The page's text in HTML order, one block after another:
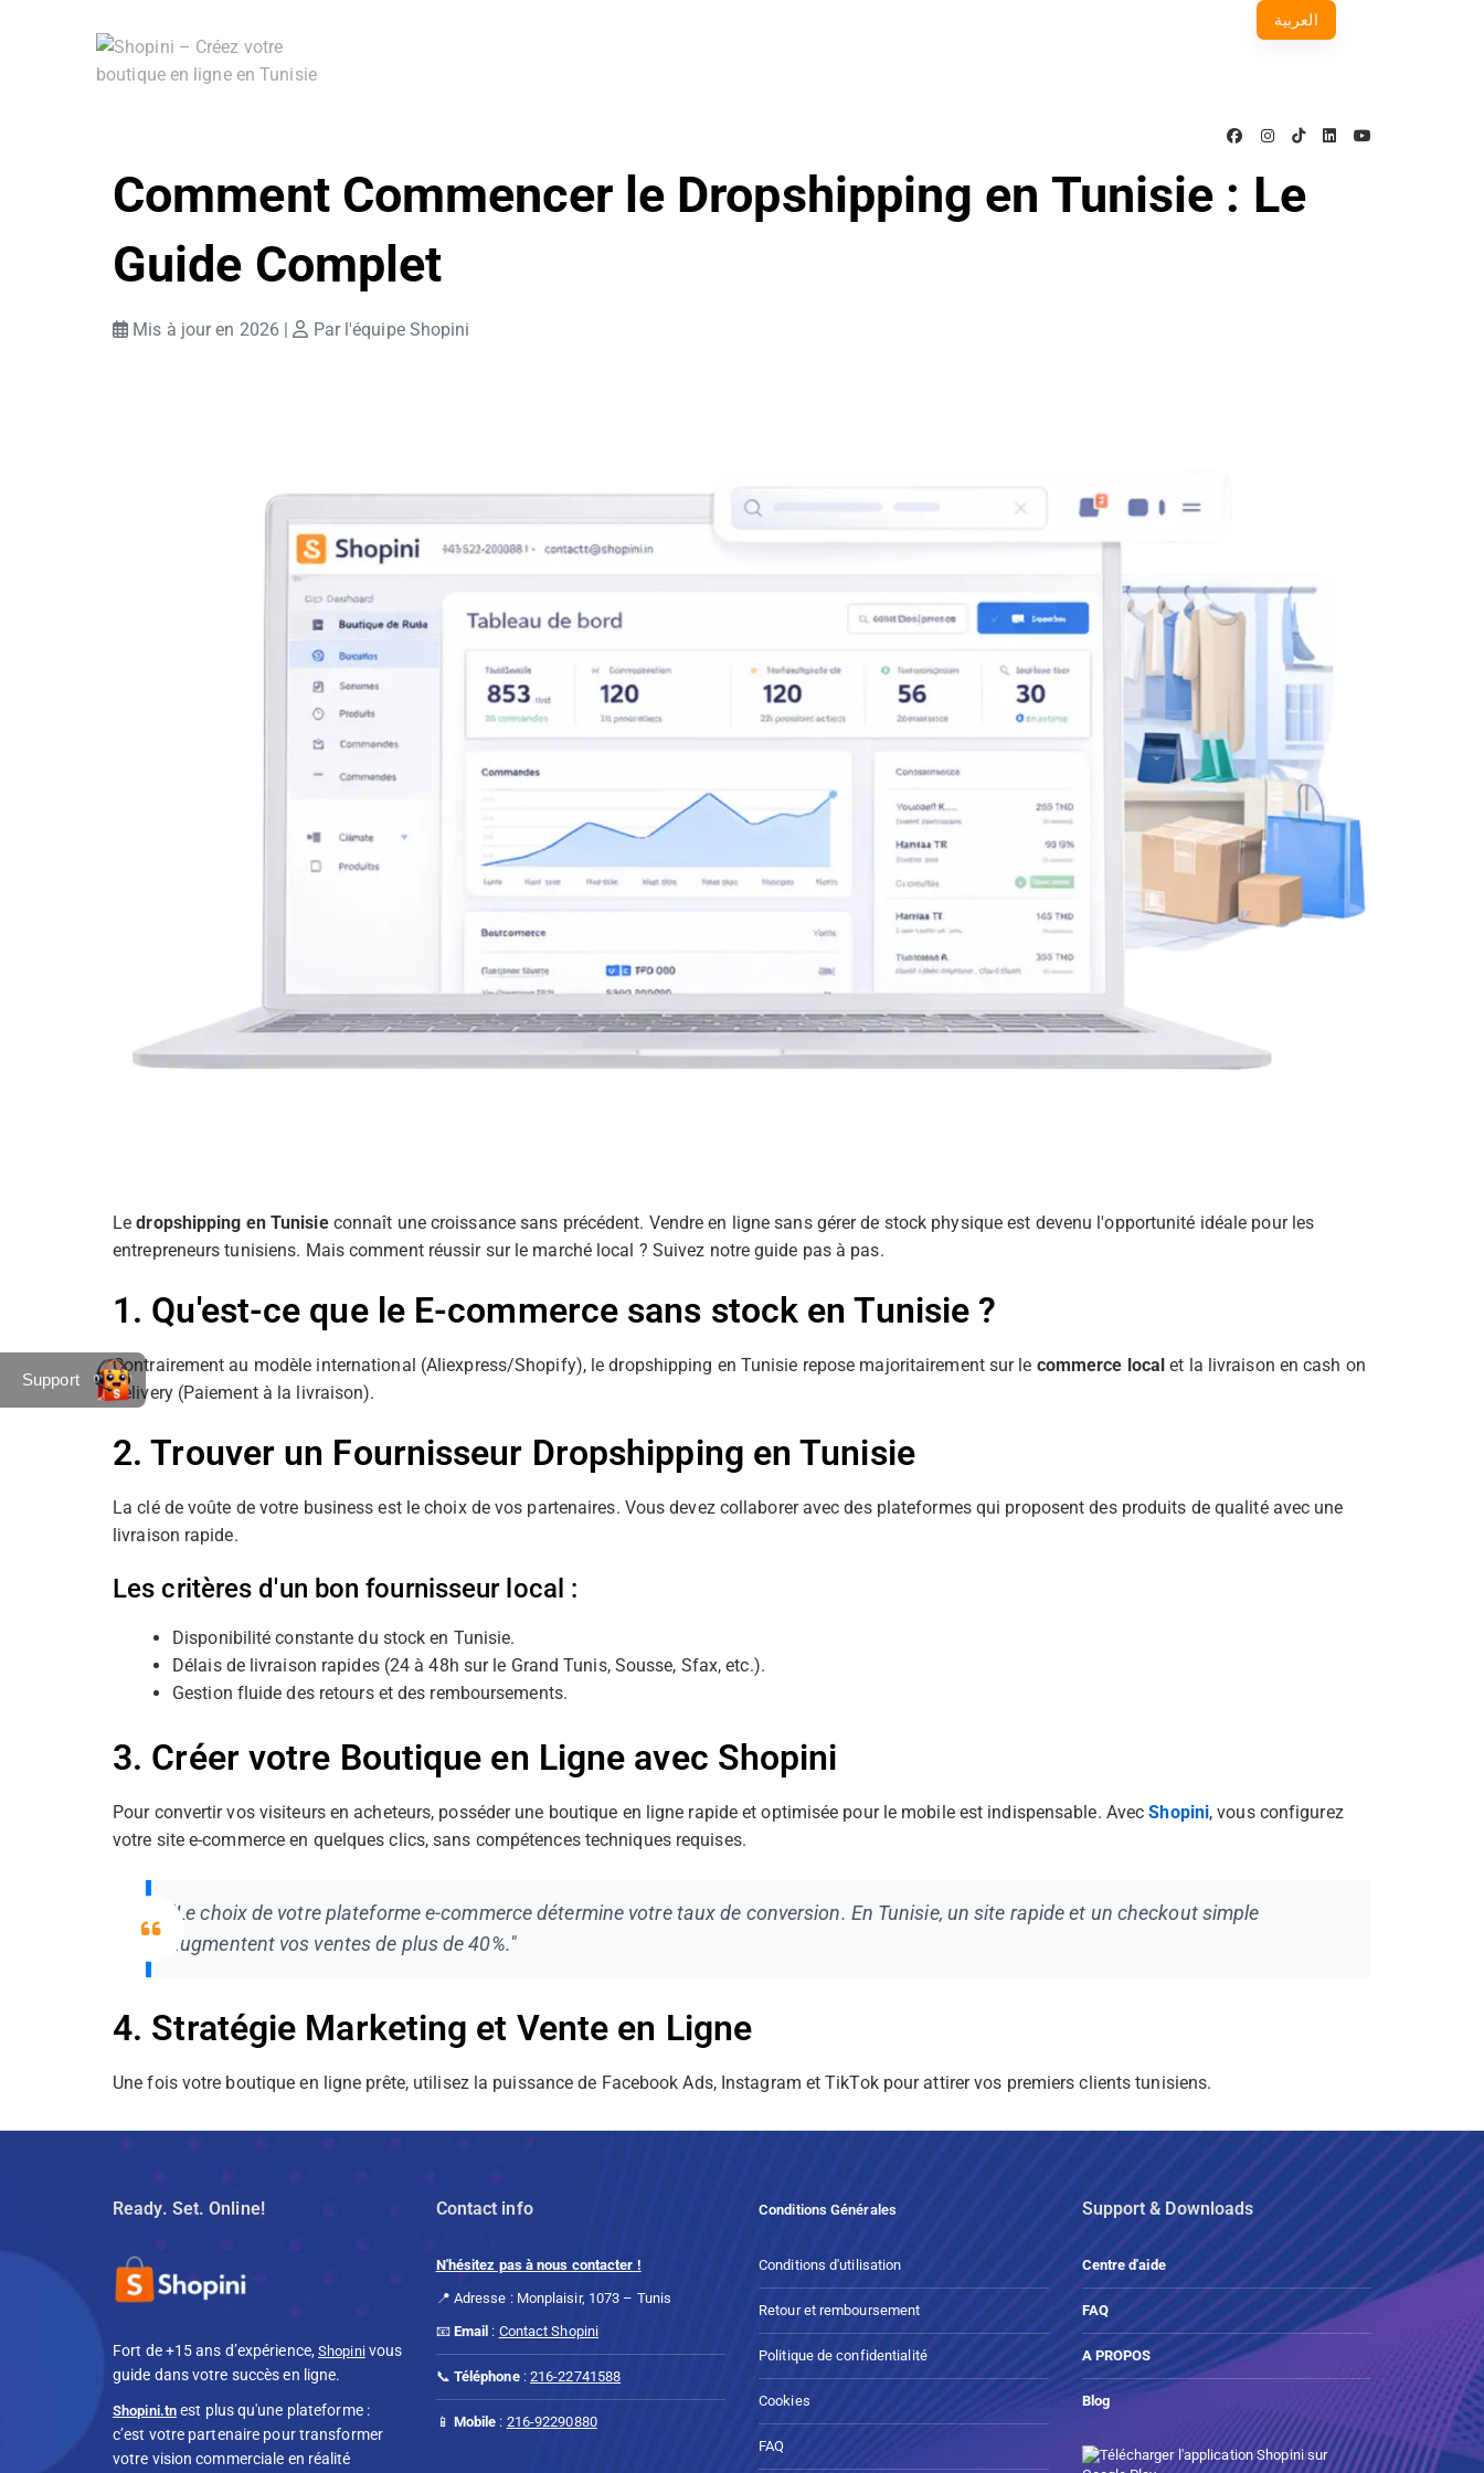
Comment Commencer le Dropshipping en Tunisie : Le
Guide Complet
Mis à jour en 2026 | Par l'équipe Shopini
Ledropshipping en Tunisieconnaît une croissance sans précédent. Vendre en ligne sans gérer de stock physique est devenu l'opportunité idéale pour les
entrepreneurs tunisiens. Mais comment réussir sur le marché local ? Suivez notre guide pas à pas.
1. Qu'est-ce que le E-commerce sans stock en Tunisie ?
Contrairement au modèle international (Aliexpress/Shopify), le dropshipping en Tunisie repose majoritairement sur le commerce local et la livraison en cash on
delivery (Paiement à la livraison).
2. Trouver un Fournisseur Dropshipping en Tunisie
La clé de voûte de votre business est le choix de vos partenaires. Vous devez collaborer avec des plateformes qui proposent des produits de qualité avec une
livraison rapide.
Les critères d'un bon fournisseur local :
Disponibilité constante du stock en Tunisie.
Délais de livraison rapides (24 à 48h sur le Grand Tunis, Sousse, Sfax, etc.).
Gestion fluide des retours et des remboursements.
3. Créer votre Boutique en Ligne avec Shopini
Pour convertir vos visiteurs en acheteurs, posséder une boutique en ligne rapide et optimisée pour le mobile est indispensable. AvecShopini, vous configurez
votre site e-commerce en quelques clics, sans compétences techniques requises.
"Le choix de votre plateforme e-commerce détermine votre taux de conversion. En Tunisie, un site rapide et un checkout simple
augmentent vos ventes de plus de 40%."
4. Stratégie Marketing et Vente en Ligne
Une fois votre boutique en ligne prête, utilisez la puissance de Facebook Ads, Instagram et TikTok pour attirer vos premiers clients tunisiens.
Ready. Set. Online!
Fort de +15 ans d’expérience, Shopinivous
guide dans votre succès en ligne.
Shopini.tn est plus qu'une plateforme :
c’est votre partenaire pour transformer
votre vision commerciale en réalité
Contact info
N'hésitez pas à nous contacter !
📍 Adresse : Monplaisir, 1073 – Tunis
📧 Email : Contact Shopini
📞 Téléphone: 216-22741588
📱 Mobile : 216-92290880
Conditions Générales
Conditions d'utilisation
Retour et remboursement
Politique de confidentialité
Cookies
FAQ
Support & Downloads
Centre d'aide
FAQ
A PROPOS
Blog
Support
العربية